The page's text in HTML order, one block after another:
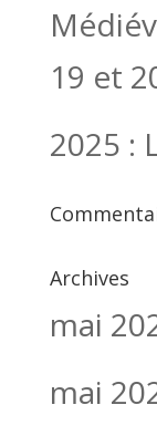
19 et
2025 :
Archives
mai
mai